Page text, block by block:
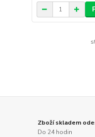
Zboží skladem
Do 24 hodin